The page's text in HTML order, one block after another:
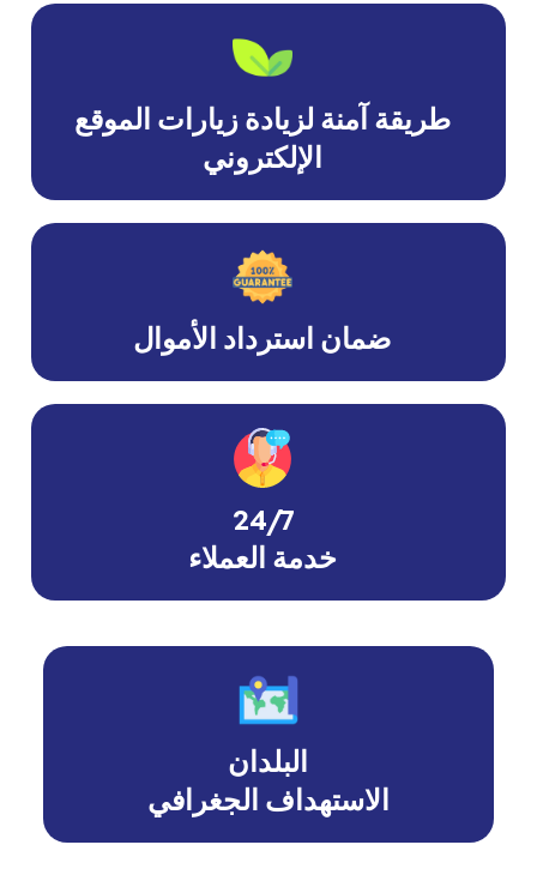
طريقة آمنة لزيادة زيارات الموقع
الإلكتروني
ضمان استرداد الأموال
24/7
خدمة العملاء
البلدان
الاستهداف الجغرافي